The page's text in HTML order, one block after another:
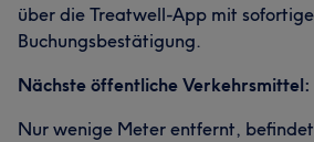
über die Treatwell-App mit
Buchungsbestätigung.
Nächste öffentliche Verkehrsmittel:
Nur wenige Meter entfernt,